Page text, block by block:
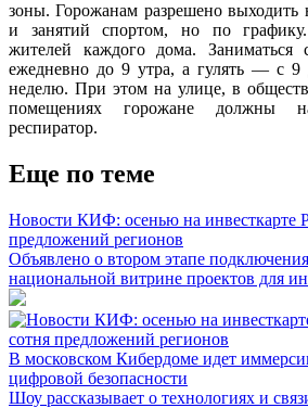
зоны. Горожанам разрешено выходить
и занятий спортом, но по
жителей каждого дома. Заниматься
ежедневно до 9 утра, а гулять — с 9
неделю. При этом на улице, в
помещениях горожане должны
респиратор.
Еще по теме
Новости КИФ: осенью на инвесткарте
предложений регионов
Объявлено о втором этапе
национальной витрине проектов для
В московском Кибердоме идет
цифровой безопасности
Шоу рассказывает о технологиях и